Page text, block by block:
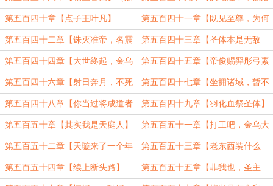
更） 准帝】
第五百四十章【点子王叶凡】 第五百四十一章【既见至尊，为何
不拜？】
第五百四十二章【诛灭准帝，名震
宇宙】
第五百四十三章【圣体本是无敌
路，多块骨头多条路】
第五百四十四章【大世终起，金乌
帝夋】
第五百四十五章【帝俊赐羿彤弓素
矰】
第五百四十六章【射日奔月，不死
仙药】
第五百四十七章【坐拥诸域，暂不
奉诏】
第五百四十八章【你当过将成道者
吗？】
第五百四十九章【羽化血祭圣体】
第五百五十章【其实我是天庭人】 第五百五十一章【打工吧，金乌大
帝！】
第五百五十二章【天璇来了一个年
轻帝子】
第五百五十三章【老东西装什么
嫩】
第五百五十四章【续上断头路】 第五百五十五章【非我也，圣主